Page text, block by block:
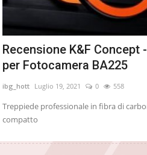
Recensione K&F Concept
per Fotocamera BA225
ibg_hott Luglio 19, 2021 0 558
Treppiede professionale in fibra di
compatto